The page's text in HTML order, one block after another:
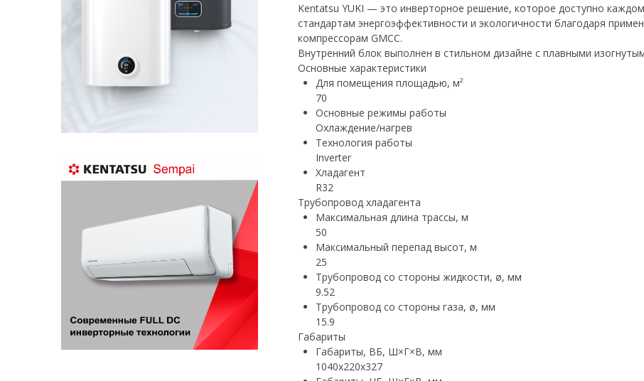
Kentatsu YUKI — это инверторное решение, которое доступно
стандартам энергоэффективности и экологичности благодаря
компрессорам GMCC.
Внутренний блок выполнен в стильном дизайне с плавными
Основные характеристики
Для помещения площадью, м²
70
Основные режимы работы
Охлаждение/нагрев
Технология работы
Inverter
Хладагент
R32
Трубопровод хладагента
Максимальная длина трассы, м
50
Максимальный перепад высот, м
25
Трубопровод со стороны жидкости, ø, мм
9.52
Трубопровод со стороны газа, ø, мм
15.9
Габариты
Габариты, ВБ, Ш×Г×В, мм
1040x220x327